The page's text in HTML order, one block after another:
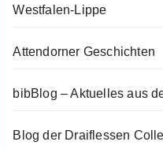
Westfalen-Lippe
Attendorner Geschichten
bibBlog – Aktuelles aus
Blog der Draiflessen